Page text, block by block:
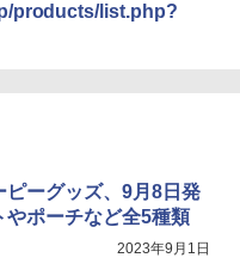
products/list.php?
ピーグッズ、9月8日発
やポーチなど全5種類
2023年9月1日